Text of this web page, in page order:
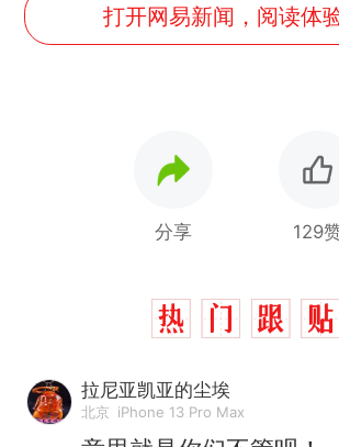
打开网易新闻，阅读体
分享 129
拉尼亚凯亚的尘埃
北京 iPhone 13 Pro Max